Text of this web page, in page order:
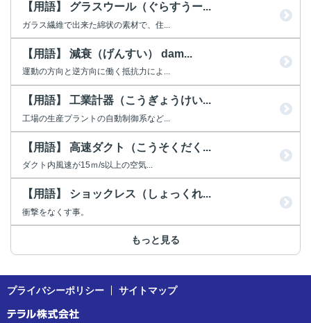
【用語】 グラスウール（ぐらすうー...
ガラス繊維で出来た綿状の素材で、住...
【用語】 減衰（げんすい） dam...
運動の方向と逆方向に働く抵抗力によ...
【用語】 工業計器（こうぎょうけい...
工場の生産プラントの自動制御系など...
【用語】 高速ダクト（こうそくだく...
ダクト内風速が15ｍ/s以上の空気...
【用語】 ショックレス（しょっくれ...
衝撃をなくす事。
もっと見る
プライバシーポリシー サイトマップ